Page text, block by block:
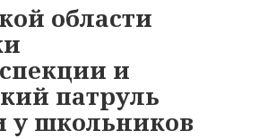
области
и
патруль
у школьников